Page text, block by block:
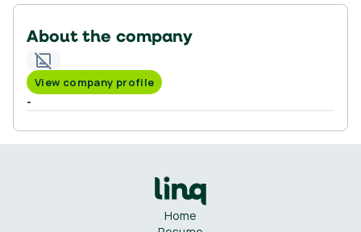
About the company
View company profile
-
Home